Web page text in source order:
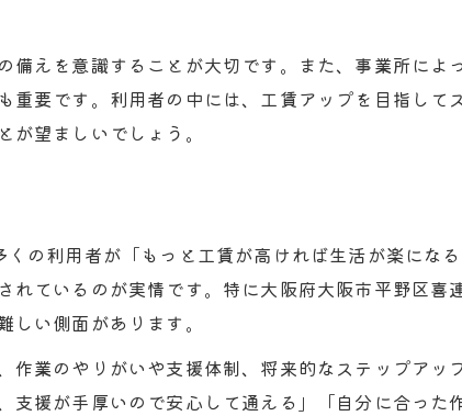
えを意識することが大切です。また、事業所によ
要です。利用者の中には、工賃アップを目指して
望ましいでしょう。
の利用者が「もっと工賃が高ければ生活が楽にな
ているのが実情です。特に大阪府大阪市平野区喜
い側面があります。
業のやりがいや支援体制、将来的なステップアッ
援が手厚いので安心して通える」「自分に合った